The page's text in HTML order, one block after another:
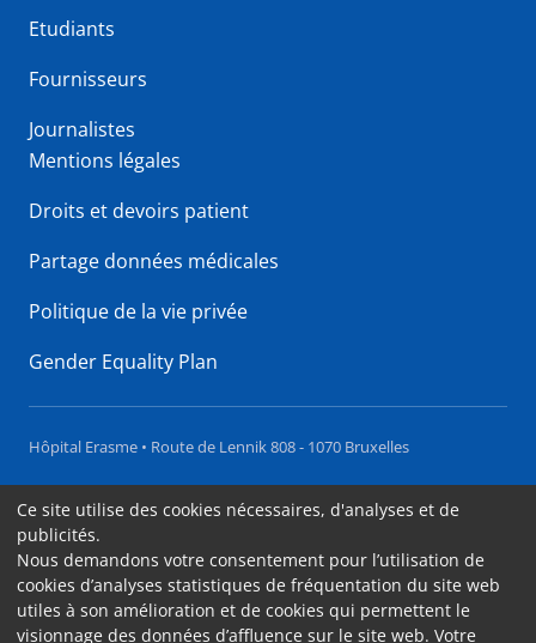
Etudiants
Fournisseurs
Journalistes
Mentions légales
Droits et devoirs patient
Partage données médicales
Politique de la vie privée
Gender Equality Plan
Hôpital Erasme • Route de Lennik 808 - 1070 Bruxelles
Accessibilité
Contact
Cookies
Mentions légales
Ce site utilise des cookies nécessaires, d'analyses et de
publicités.
Nous demandons votre consentement pour l’utilisation de
cookies d’analyses statistiques de fréquentation du site web
utiles à son amélioration et de cookies qui permettent le
visionnage des données d’affluence sur le site web. Votre